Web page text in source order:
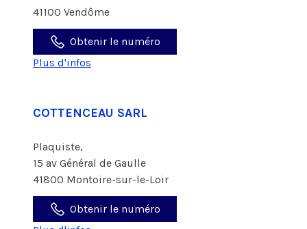
41100 Vendôme
Obtenir le numéro
Plus d'infos
COTTENCEAU SARL
Plaquiste,
15 av Général de Gaulle
41800 Montoire-sur-le-Loir
Obtenir le numéro